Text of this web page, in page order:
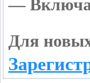
—
Для